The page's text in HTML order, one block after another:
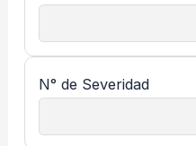
N° de Severidad